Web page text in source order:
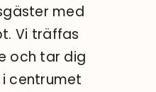
med
Vi träffas
och tar dig
centrumet